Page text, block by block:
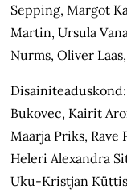
Sepping, Margot
Martin, Ursula
Nurms, Oliver
Bukovec, Kairit
Maarja Priks, Rave
Heleri Alexandra
Uku-Kristjan